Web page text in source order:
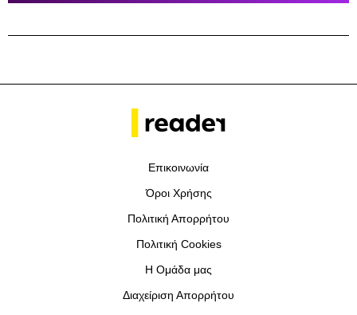
Επικοινωνία
Όροι Χρήσης
Πολιτική Απορρήτου
Πολιτική Cookies
Η Ομάδα μας
Διαχείριση Απορρήτου